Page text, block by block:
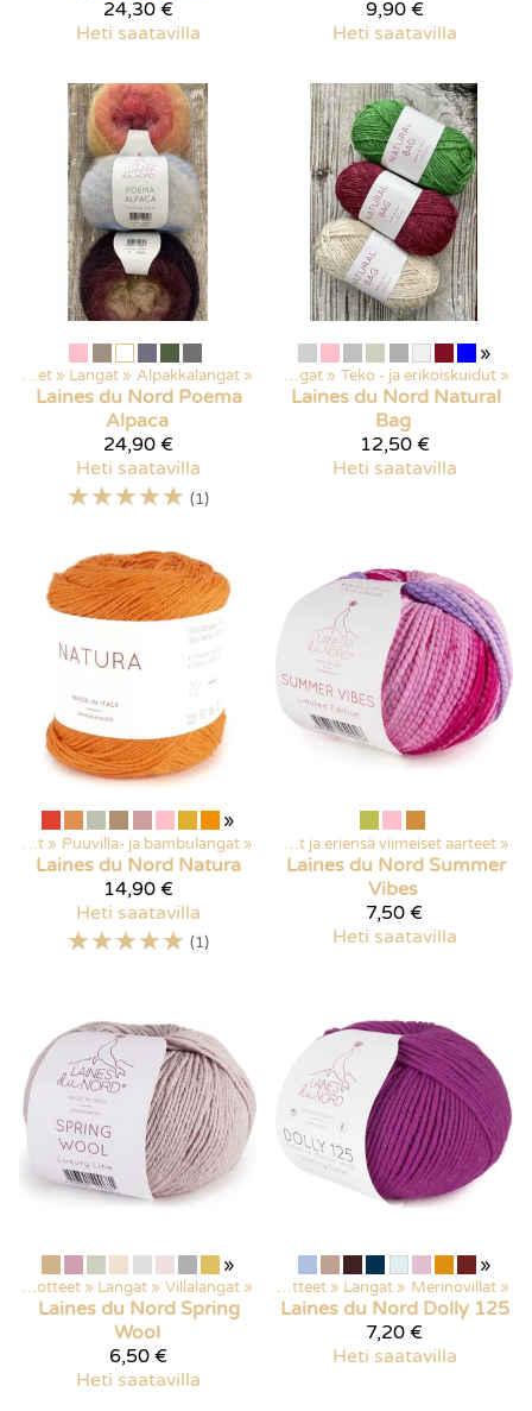
24,30 €
Heti saatavilla
9,90 €
Heti saatavilla
Kaikki tuotteet ‪» Langat ‪» Alpakkalangat ‪»
Laines du Nord Poema
Alpaca
24,90 €
Heti saatavilla
☆☆☆☆☆ (1)
»
Kaikki tuotteet Langat ‪» Teko - ja erikoiskuidut ‪»
Laines du Nord Natural
Bag
12,50 €
Heti saatavilla
»
Langat ‪» Puuvilla- ja bambulangat ‪»
Laines du Nord Natura
14,90 €
Heti saatavilla
☆☆☆☆☆ (1)
Kaikki tuotteet ‪» Tarjoukset‪» Poistuvat ja eriensä viimeiset aarteet ‪»
Laines du Nord Summer
Vibes
7,50 €
Heti saatavilla
»
Kaikki tuotteet ‪» Langat ‪» Villalangat ‪»
Laines du Nord Spring
Wool
6,50 €
Heti saatavilla
»
Kaikki tuotteet ‪» Langat ‪» Merinovillat ‪»
Laines du Nord Dolly 125
7,20 €
Heti saatavilla